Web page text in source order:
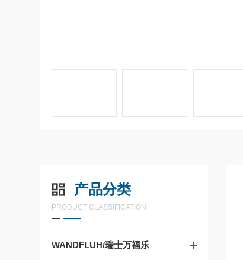
产品分类
PRODUCT CLASSIFICATION
WANDFLUH/瑞士万福乐